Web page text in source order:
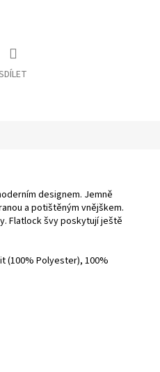
designem. Jemně
a potištěným vnějškem.
Flatlock švy poskytují ještě
(100% Polyester), 100%